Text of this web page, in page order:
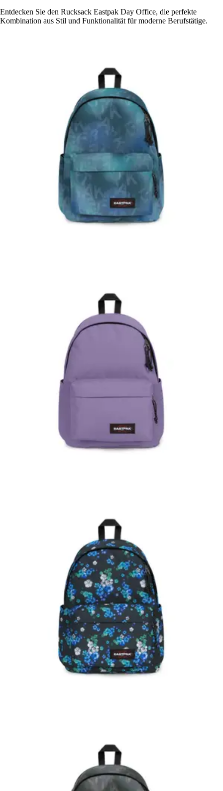
Entdecken Sie den Rucksack Eastpak Day Office, die perfekte
Kombination aus Stil und Funktionalität für moderne Berufstätige.